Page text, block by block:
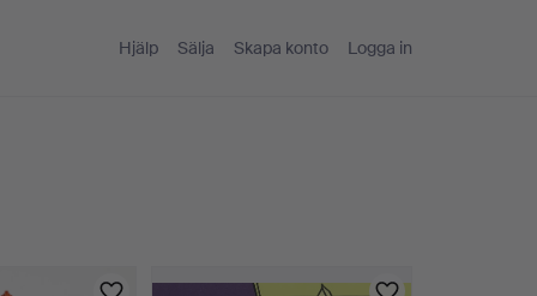
Hjälp Sälja Skapa konto Logga in